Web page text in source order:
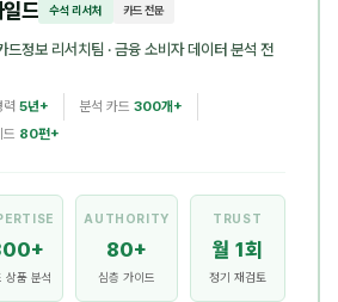
드 수석 리서처 카드 전문
드정보 리서치팀 · 금융 소비자 데이터 분석 전
력 5년+ 분석 카드 300개+
드 80편+
상품 분석
AUTHORITY
80+
심층 가이드
TRUST
월 1회
정기 재검토